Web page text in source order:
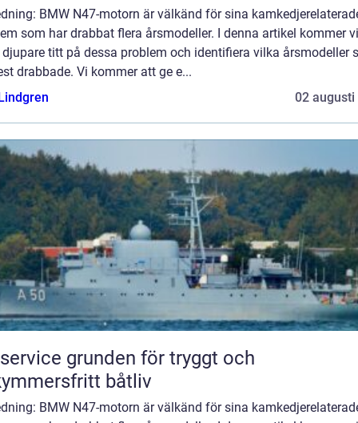
BMW N47-motorn är välkänd för sina
som har drabbat flera årsmodeller. I denna artikel kommer
djupare titt på dessa problem och identifiera vilka årsmodeller
drabbade. Vi kommer att ge e...
02 augusti
för tryggt och
båtliv
BMW N47-motorn är välkänd för sina